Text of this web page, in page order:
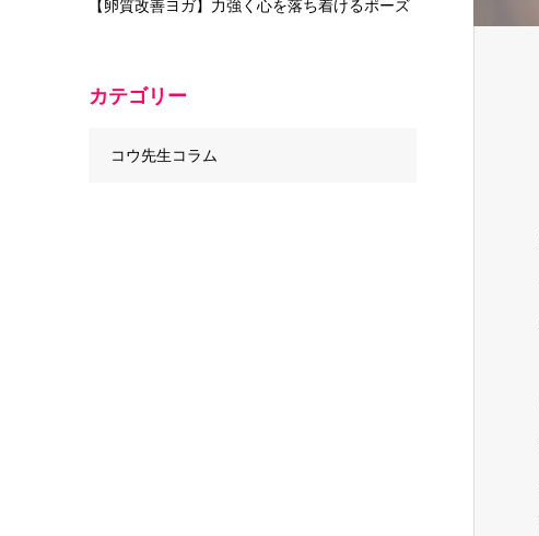
【卵質改善ヨガ】力強く心を落ち着けるポーズ
カテゴリー
コウ先生コラム